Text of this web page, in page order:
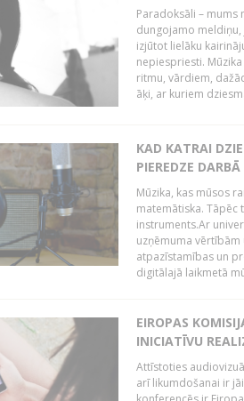
Paradoksāli – mums
dungojamo
izjūtot lielāku
nepiespriesti.
ritmu, vārdiem,
āķi, ar kuriem
KAD KATRAI
PIEREDZE
Mūzika, kas mūsos
matemātiska. Tāpēc
instruments.Ar
uzņēmuma
atpazīstamības un
digitālajā laikmetā
EIROPAS
INICIATĪVU
Attīstoties
arī likumdošanai ir